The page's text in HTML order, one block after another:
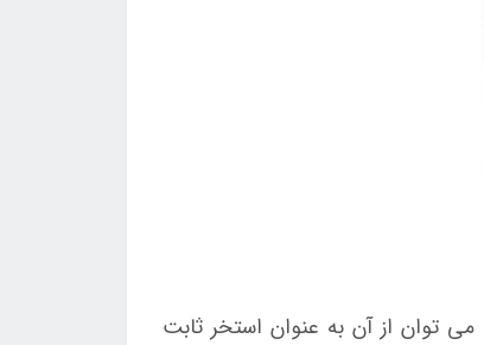
که می توان از آن به عنوان استخر ثابت